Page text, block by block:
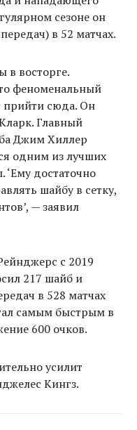
сезоне он
в 52 матчах.
в восторге.
феноменальный
прийти сюда. Он
Главный
Джим Хиллер
одним из лучших
достаточно
шайбу в сетку,
— заявил
с 2019
217 шайб и
в 528 матчах
самым быстрым в
600 очков.
усилит
Кингз.